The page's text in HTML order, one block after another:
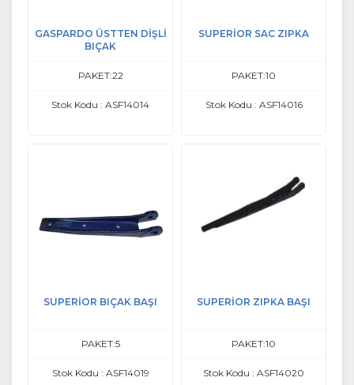
GASPARDO ÜSTTEN DİŞLİ
BIÇAK
PAKET:22
Stok Kodu : ASF14014
SUPERİOR SAC ZIPKA
PAKET:10
Stok Kodu : ASF14016
SUPERİOR BIÇAK BAŞI
PAKET:5
Stok Kodu : ASF14019
SUPERİOR ZIPKA BAŞI
PAKET:10
Stok Kodu : ASF14020